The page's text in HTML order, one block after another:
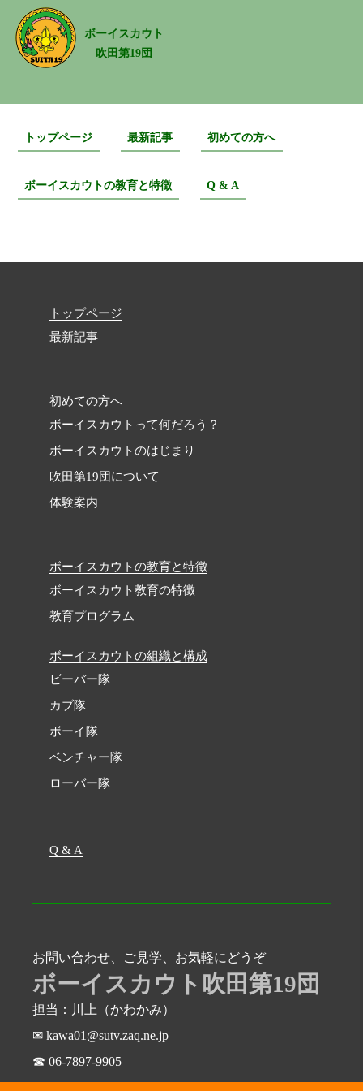
ボーイスカウト
吹田第19団
トップページ 最新記事 初めての方へ
ボーイスカウトの教育と特徴 Q & A
トップページ
最新記事
初めての方へ
ボーイスカウトって何だろう？
ボーイスカウトのはじまり
吹田第19団について
体験案内
ボーイスカウトの教育と特徴
ボーイスカウト教育の特徴
教育プログラム
ボーイスカウトの組織と構成
ビーバー隊
カブ隊
ボーイ隊
ベンチャー隊
ローバー隊
Q & A
お問い合わせ、ご見学、お気軽にどうぞ
ボーイスカウト吹田第19団
担当：川上（かわかみ）
✉ kawa01@sutv.zaq.ne.jp
☎ 06-7897-9905